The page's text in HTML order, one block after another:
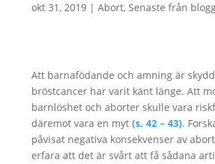
okt 31, 2019| Abort, Senaste från
Att barnafödande och amning är
bröstcancer har varit känt länge. Att
barnlöshet och aborter skulle vara
däremot vara en myt (s. 42 – 43).
påvisat negativa konsekvenser av
erfara att det är svårt att få sådana